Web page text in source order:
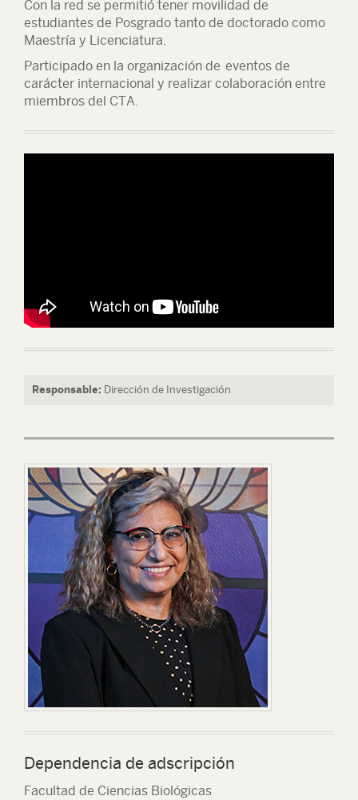
Con la red se permitió tener movilidad de
estudiantes de Posgrado tanto de doctorado como
Maestría y Licenciatura.
Participado en la organización de eventos de
carácter internacional y realizar colaboración entre
miembros del CTA.
Responsable: Dirección de Investigación
Dependencia de adscripción
Facultad de Ciencias Biológicas